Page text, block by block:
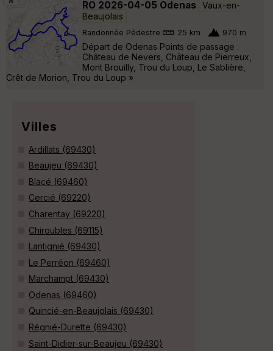
RO 2026-04-05 Odenas
Vaux-en-
Beaujolais
Randonnée Pédestre 25 km 970 m
Départ de Odenas Points de passage :
Château de Nevers, Château de Pierreux,
Mont Brouilly, Trou du Loup, Le Sablière,
Crêt de Morion, Trou du Loup »
Villes
Ardillats (69430)
Beaujeu (69430)
Blacé (69460)
Cercié (69220)
Charentay (69220)
Chiroubles (69115)
Lantignié (69430)
Le Perréon (69460)
Marchampt (69430)
Odenas (69460)
Quincié-en-Beaujolais (69430)
Régnié-Durette (69430)
Saint-Didier-sur-Beaujeu (69430)